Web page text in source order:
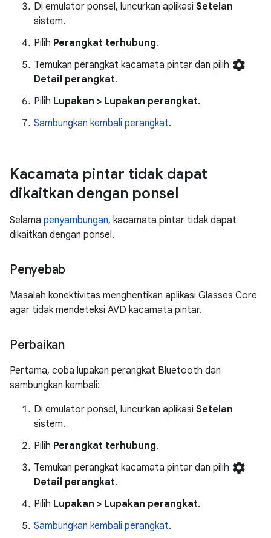
Di emulator ponsel, luncurkan aplikasi Setelan
sistem.
Pilih Perangkat terhubung.
Temukan perangkat kacamata pintar dan pilih settings
Detail perangkat.
Pilih Lupakan > Lupakan perangkat.
Sambungkan kembali perangkat.
Kacamata pintar tidak dapat
dikaitkan dengan ponsel
Selama penyambungan, kacamata pintar tidak dapat
dikaitkan dengan ponsel.
Penyebab
Masalah konektivitas menghentikan aplikasi Glasses Core
agar tidak mendeteksi AVD kacamata pintar.
Perbaikan
Pertama, coba lupakan perangkat Bluetooth dan
sambungkan kembali:
Di emulator ponsel, luncurkan aplikasi Setelan
sistem.
Pilih Perangkat terhubung.
Temukan perangkat kacamata pintar dan pilih settings
Detail perangkat.
Pilih Lupakan > Lupakan perangkat.
Sambungkan kembali perangkat.